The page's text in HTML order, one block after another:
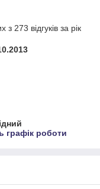
з 273 відгуків за рік
графік роботи